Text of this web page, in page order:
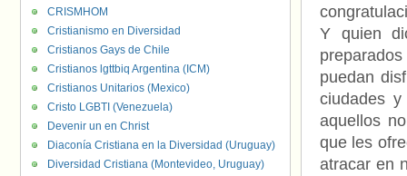
Y quien
puedan
ciudades
aquellos
que les
atracar en
CRISMHOM
Cristianismo en Diversidad
Cristianos Gays de Chile
Cristianos lgttbiq Argentina (ICM)
Cristianos Unitarios (Mexico)
Cristo LGBTI (Venezuela)
Devenir un en Christ
Diaconía Cristiana en la Diversidad (Uruguay)
Diversidad Cristiana (Montevideo, Uruguay)